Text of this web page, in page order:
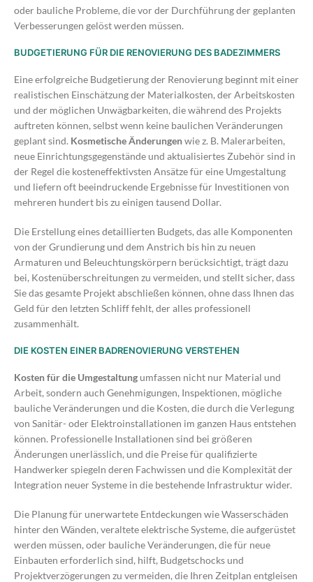
oder bauliche Probleme, die vor der Durchführung der geplanten
Verbesserungen gelöst werden müssen.
BUDGETIERUNG FÜR DIE RENOVIERUNG DES BADEZIMMERS
Eine erfolgreiche Budgetierung der Renovierung beginnt mit einer
realistischen Einschätzung der Materialkosten, der Arbeitskosten
und der möglichen Unwägbarkeiten, die während des Projekts
auftreten können, selbst wenn keine baulichen Veränderungen
geplant sind. Kosmetische Änderungenwie z. B. Malerarbeiten,
neue Einrichtungsgegenstände und aktualisiertes Zubehör sind in
der Regel die kosteneffektivsten Ansätze für eine Umgestaltung
und liefern oft beeindruckende Ergebnisse für Investitionen von
mehreren hundert bis zu einigen tausend Dollar.
Die Erstellung eines detaillierten Budgets, das alle Komponenten
von der Grundierung und dem Anstrich bis hin zu neuen
Armaturen und Beleuchtungskörpern berücksichtigt, trägt dazu
bei, Kostenüberschreitungen zu vermeiden, und stellt sicher, dass
Sie das gesamte Projekt abschließen können, ohne dass Ihnen das
Geld für den letzten Schliff fehlt, der alles professionell
zusammenhält.
DIE KOSTEN EINER BADRENOVIERUNG VERSTEHEN
Kosten für die Umgestaltung umfassen nicht nur Material und
Arbeit, sondern auch Genehmigungen, Inspektionen, mögliche
bauliche Veränderungen und die Kosten, die durch die Verlegung
von Sanitär- oder Elektroinstallationen im ganzen Haus entstehen
können. Professionelle Installationen sind bei größeren
Änderungen unerlässlich, und die Preise für qualifizierte
Handwerker spiegeln deren Fachwissen und die Komplexität der
Integration neuer Systeme in die bestehende Infrastruktur wider.
Die Planung für unerwartete Entdeckungen wie Wasserschäden
hinter den Wänden, veraltete elektrische Systeme, die aufgerüstet
werden müssen, oder bauliche Veränderungen, die für neue
Einbauten erforderlich sind, hilft, Budgetschocks und
Projektverzögerungen zu vermeiden, die Ihren Zeitplan entgleisen